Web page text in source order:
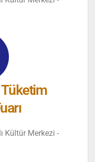
Tüketim
Kültür Merkezi -